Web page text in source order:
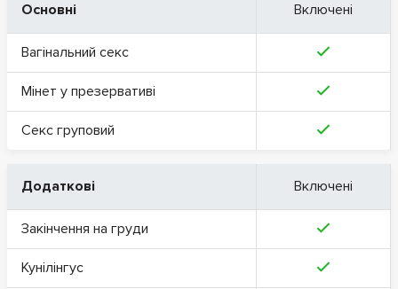
Основні Включені
Вагінальний секс
Мінет у презервативі
Секс груповий
Додаткові Включені
Закінчення на груди
Кунілінгус